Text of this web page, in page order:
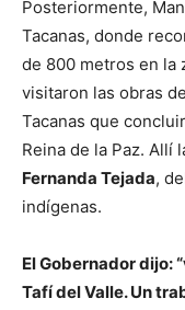
Posteriormente,
Tacanas, donde
de 800 metros en la
visitaron las obras
Tacanas que
Reina de la Paz. Allí
Fernanda Tejada,
indígenas.
El Gobernador dijo:
Tafí del Valle. Un